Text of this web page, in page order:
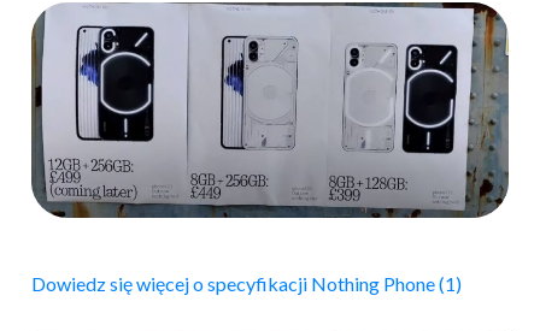
Dowiedz się więcej o specyfikacji Nothing Phone (1)